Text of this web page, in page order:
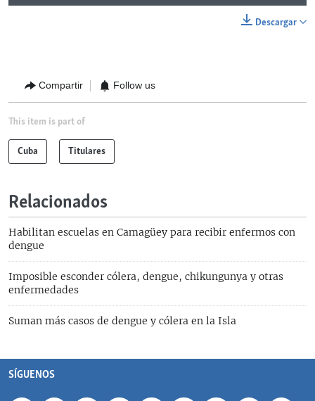
Descargar
Compartir Follow us
This item is part of
Cuba Titulares
Relacionados
Habilitan escuelas en Camagüey para recibir enfermos con
dengue
Imposible esconder cólera, dengue, chikungunya y otras
enfermedades
Suman más casos de dengue y cólera en la Isla
SÍGUENOS